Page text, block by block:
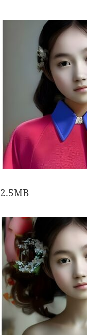
2.5MB